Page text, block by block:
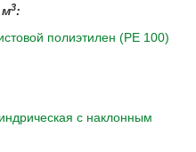
м3:
полиэтилен (РЕ 100)
с наклонным